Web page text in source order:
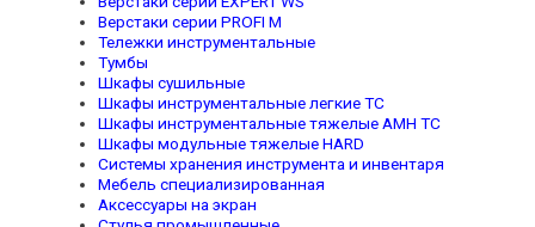
Верстаки серии PROFI M
Тележки инструментальные
Тумбы
Шкафы сушильные
Шкафы инструментальные легкие TC
Шкафы инструментальные тяжелые AMH TC
Шкафы модульные тяжелые HARD
Системы хранения инструмента и инвентаря
Мебель специализированная
Аксессуары на экран